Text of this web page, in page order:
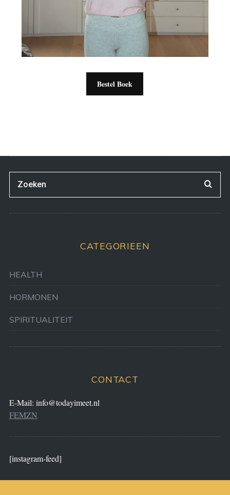
Bestel Boek
CATEGORIEEN
HEALTH
HORMONEN
SPIRITUALITEIT
CONTACT
E-Mail: info@todayimeet.nl
FEMZN
[instagram-feed]